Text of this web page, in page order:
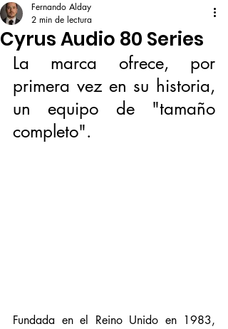
Cyrus Audio 80 Series
Fernando Alday
2 min de lectura
La marca ofrece, por
primera vez en su historia,
un equipo de "tamaño
completo".
Fundada en el Reino Unido en 1983,